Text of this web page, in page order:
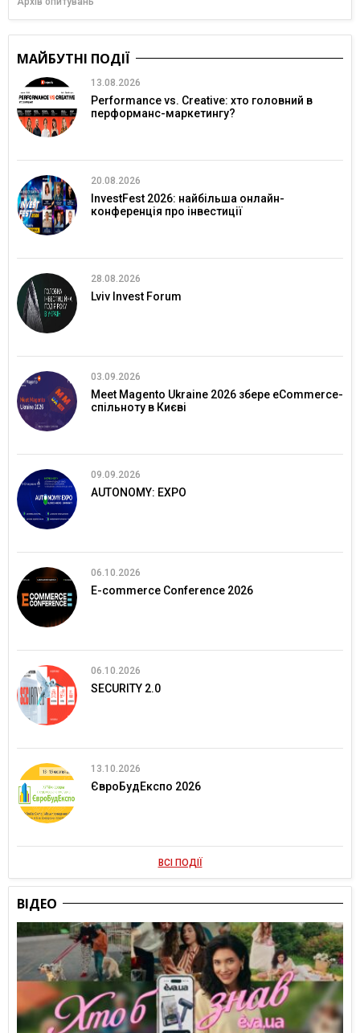
МАЙБУТНІ ПОДІЇ
13.08.2026
Performance vs. Creative: хто головний в
перформанс-маркетингу?
20.08.2026
InvestFest 2026: найбільша онлайн-
конференція про інвестиції
28.08.2026
Lviv Invest Forum
03.09.2026
Meet Magento Ukraine 2026 збере eCommerce-
спільноту в Києві
09.09.2026
AUTONOMY: EXPO
06.10.2026
E-commerce Conference 2026
06.10.2026
SECURITY 2.0
13.10.2026
ЄвроБудЕкспо 2026
ВСІ ПОДІЇ
ВІДЕО